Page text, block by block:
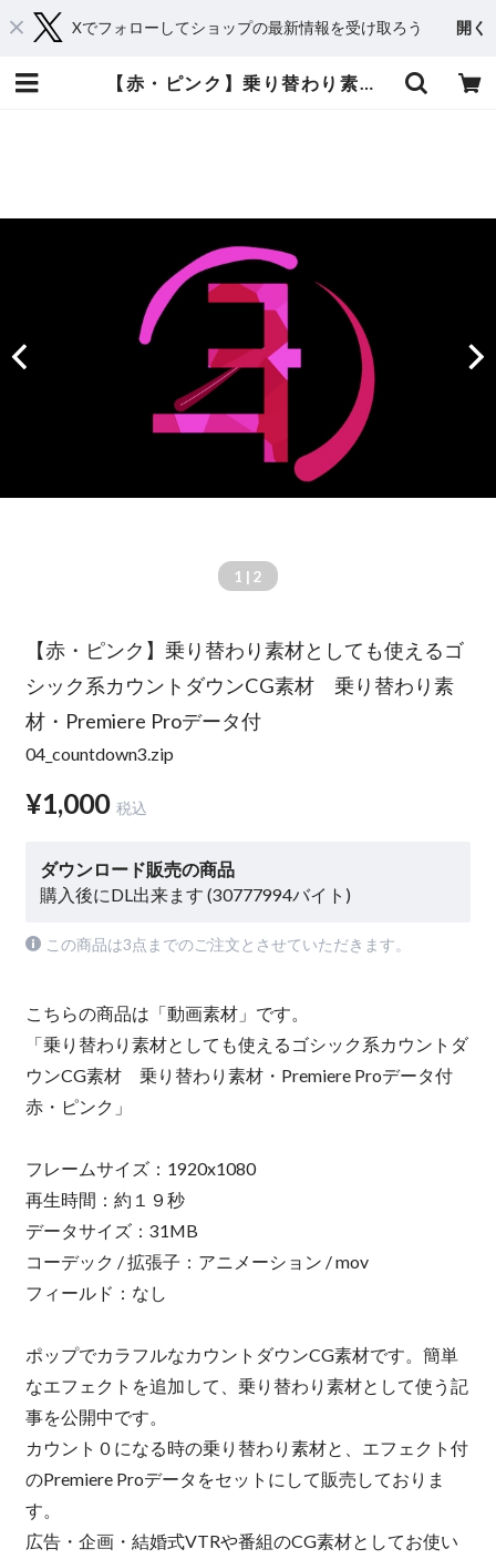
Xでフォローしてショップの最新情報を受け取ろう 開く
【赤・ピンク】乗り替わり素材としても使えるゴシック系カウントダウンCG素材 乗り替わり素材・Premiere Proデータ付 | てれそ
1 | 2
【赤・ピンク】乗り替わり素材としても使えるゴ
シック系カウントダウンCG素材 乗り替わり素
材・Premiere Proデータ付
04_countdown3.zip
¥1,000 税込
ダウンロード販売の商品
購入後にDL出来ます (30777994バイト)
この商品は3点までのご注文とさせていただきます。
こちらの商品は「動画素材」です。
「乗り替わり素材としても使えるゴシック系カウントダ
ウンCG素材 乗り替わり素材・Premiere Proデータ付
赤・ピンク」
フレームサイズ：1920x1080
再生時間：約１９秒
データサイズ：31MB
コーデック / 拡張子：アニメーション / mov
フィールド：なし
ポップでカラフルなカウントダウンCG素材です。簡単
なエフェクトを追加して、乗り替わり素材として使う記
事を公開中です。
カウント０になる時の乗り替わり素材と、エフェクト付
のPremiere Proデータをセットにして販売しておりま
す。
広告・企画・結婚式VTRや番組のCG素材としてお使い